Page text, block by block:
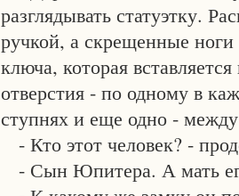
разглядывать статуэтку.
ручкой, а скрещенные
ключа, которая
отверстия - по одному в
ступнях и еще одно -
- Кто этот человек? -
- Сын Юпитера. А мать